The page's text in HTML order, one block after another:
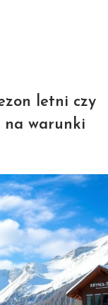
letni czy
na warunki